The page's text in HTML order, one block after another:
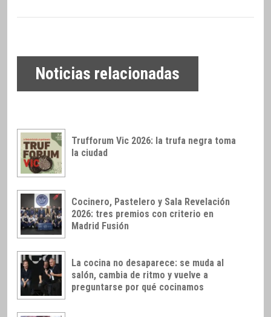
Noticias relacionadas
Trufforum Vic 2026: la trufa negra toma
la ciudad
Cocinero, Pastelero y Sala Revelación
2026: tres premios con criterio en
Madrid Fusión
La cocina no desaparece: se muda al
salón, cambia de ritmo y vuelve a
preguntarse por qué cocinamos